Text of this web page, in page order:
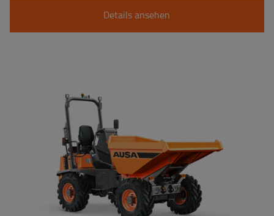
Details ansehen